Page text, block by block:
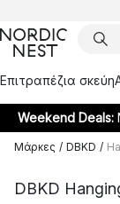
Επιτραπέζια σκεύη
Weekend Deals:
Μάρκες / DBKD /
DBKD